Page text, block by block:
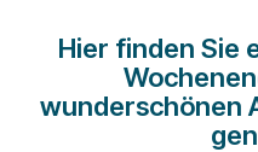
Hier finden Sie
wunderschönen